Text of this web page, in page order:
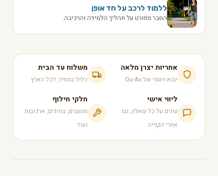
ללמוד לרכב על חד אופן
הסבר מפורט על תהליך הלמידה והרכיבה.
אחריות יצרן מלאה
יבוא רשמי של Qu-Ax
משלוח עד הבית
כלול במחיר, לכל הארץ
ליווי אישי
עונים על כל שאלה, גם
אחרי הקנייה
חלקי חילוף
מושבים, צמיגים, ארכובות
ועוד